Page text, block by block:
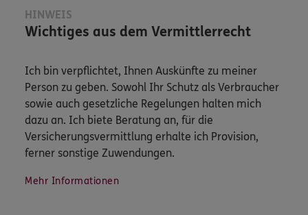
HINWEIS
Wichtiges aus dem Vermittlerrecht
Ich bin verpflichtet, Ihnen Auskünfte zu meiner
Person zu geben. Sowohl Ihr Schutz als Verbraucher
sowie auch gesetzliche Regelungen halten mich
dazu an. Ich biete Beratung an, für die
Versicherungsvermittlung erhalte ich Provision,
ferner sonstige Zuwendungen.
Mehr Informationen